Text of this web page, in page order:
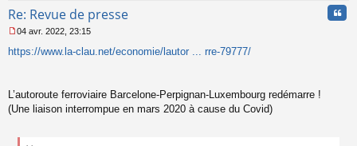
Re: Revue de presse
e
g
e
o
04 avr. 2022, 23:15
https://www.la-clau.net/economie/lautor ... rre-79777/
L’autoroute ferroviaire Barcelone-Perpignan-Luxembourg redémarre !
(Une liaison interrompue en mars 2020 à cause du Covid)